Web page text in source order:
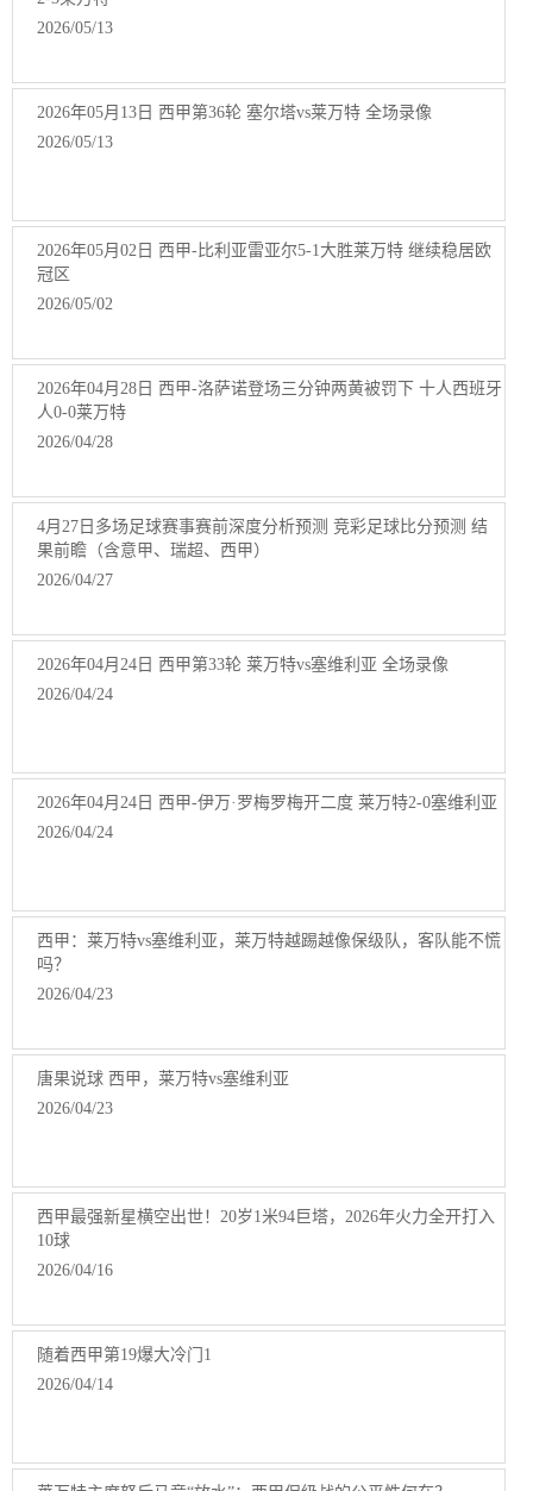
2026/05/13
2026年05月13日 西甲第36轮 塞尔塔vs莱万特 全场录像
2026/05/13
2026年05月02日 西甲-比利亚雷亚尔5-1大胜莱万特 继续稳居欧
冠区
2026/05/02
2026年04月28日 西甲-洛萨诺登场三分钟两黄被罚下 十人西班牙
人0-0莱万特
2026/04/28
4月27日多场足球赛事赛前深度分析预测 竞彩足球比分预测 结
果前瞻（含意甲、瑞超、西甲）
2026/04/27
2026年04月24日 西甲第33轮 莱万特vs塞维利亚 全场录像
2026/04/24
2026年04月24日 西甲-伊万·罗梅罗梅开二度 莱万特2-0塞维利亚
2026/04/24
西甲：莱万特vs塞维利亚，莱万特越踢越像保级队，客队能不慌
吗？
2026/04/23
唐果说球 西甲，莱万特vs塞维利亚
2026/04/23
西甲最强新星横空出世！20岁1米94巨塔，2026年火力全开打入
10球
2026/04/16
随着西甲第19爆大冷门1
2026/04/14